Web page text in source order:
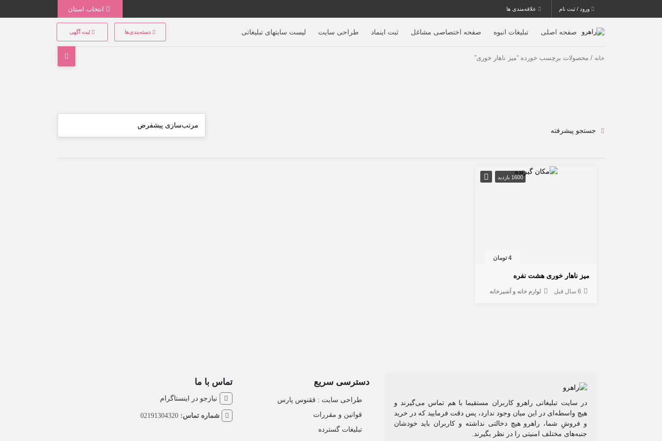
ورود / ثبت نام علاقه‌مندی ها
صفحه اصلی تبلیغات انبوه صفحه اختصاصی مشاغل ثبت اینماد طراحی سایت لیست سایتهای تبلیغاتی دسته‌بندی‌ها ثبت آگهی
خانه / محصولات برچسب خورده “میز ناهار خوری”
جستجو پیشرفته
1600 بازدید
4 تومان
میز ناهار خوری هشت نفره
6 سال قبل لوازم خانه و آشپزخانه
در سایت تبلیغاتی راهرو کاربران مستقیما با هم تماس می‌گیرند و
هیچ واسطه‌ای در این میان وجود ندارد، پس دقت فرمایید که در خرید
و فروشِ شما، راهرو هیچ دخالتی نداشته و کاربران باید خودشان
جنبه‌های مختلف امنیتی را در نظر بگیرند.
دسترسی سریع
طراحی سایت :‌ ققنوس پارس
قوانین و مقررات
تبلیغات گسترده
تماس با ما
نیازجو در اینستاگرام
شماره تماس: 02191304320